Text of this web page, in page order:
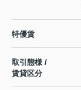
特優賃
取引態様 /
賃貸区分